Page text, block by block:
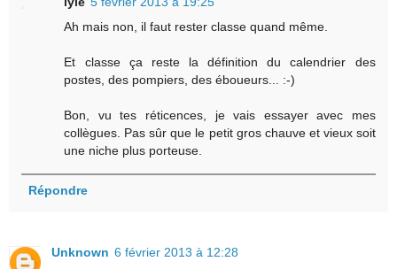
Ah mais non, il faut rester classe quand même.
Et classe ça reste la définition du calendrier des
postes, des pompiers, des éboueurs... :-)
Bon, vu tes réticences, je vais essayer avec mes
collègues. Pas sûr que le petit gros chauve et vieux soit
une niche plus porteuse.
Répondre
Unknown 6 février 2013 à 12:28